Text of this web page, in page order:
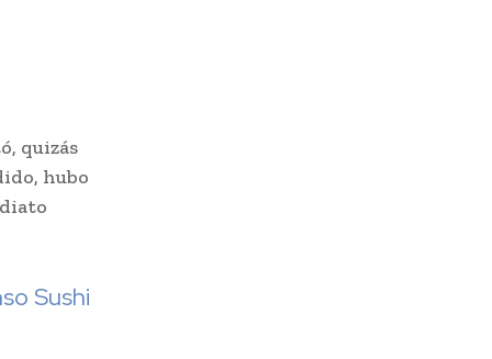
quizás
hubo
Sushi